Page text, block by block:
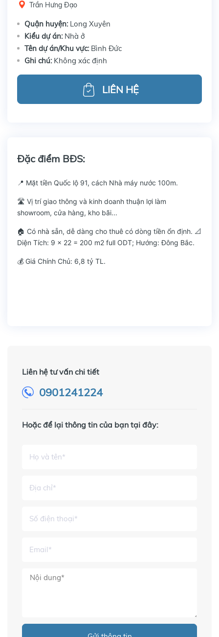
Trần Hưng Đạo
Quận huyện: Long Xuyên
Kiểu dự án: Nhà ở
Tên dự án/Khu vực: Bình Đức
Ghi chú: Không xác định
LIÊN HỆ
Đặc điểm BĐS:
📍 Mặt tiền Quốc lộ 91, cách Nhà máy nước 100m.
🛣️ Vị trí giao thông và kinh doanh thuận lợi làm
showroom, cửa hàng, kho bãi...
🏠 Có nhà sẵn, dễ dàng cho thuê có dòng tiền ổn định. 📐
Diện Tích: 9 x 22 = 200 m2 full ODT; Hướng: Đông Bắc.
💰 Giá Chính Chủ: 6,8 tỷ TL.
Liên hệ tư vấn chi tiết
0901241224
Hoặc để lại thông tin của bạn tại đây: